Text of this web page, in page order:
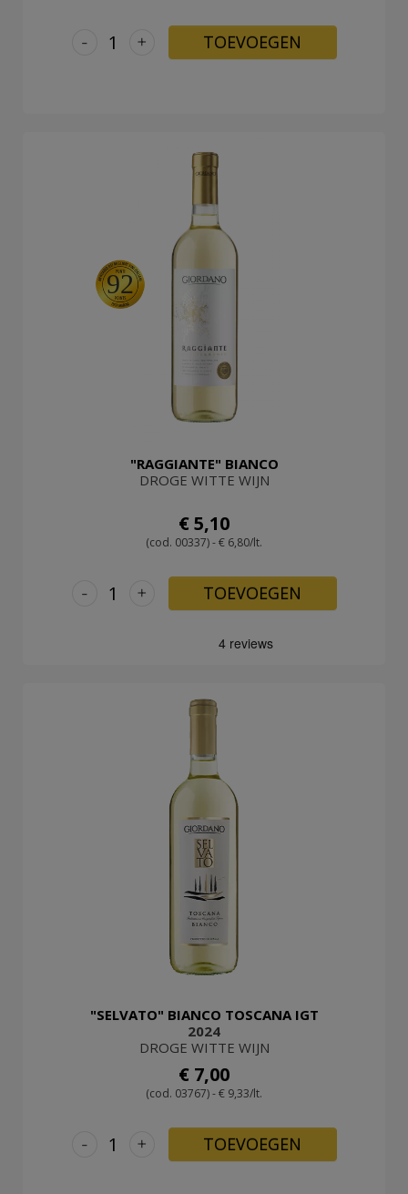
+
- TOEVOEGEN
92
"RAGGIANTE" BIANCO
DROGE WITTE WIJN
€ 5,10
(cod. 00337) - € 6,80/lt.
+
- TOEVOEGEN
"SELVATO" BIANCO TOSCANA IGT
2024
DROGE WITTE WIJN
€ 7,00
(cod. 03767) - € 9,33/lt.
+
- TOEVOEGEN